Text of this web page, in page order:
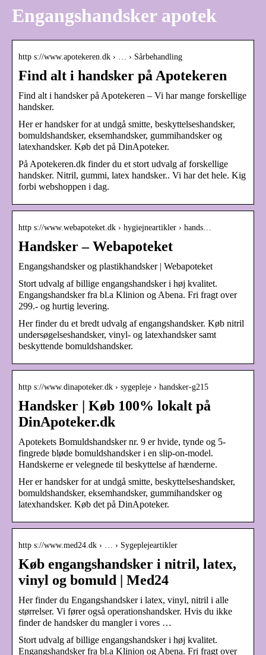
Engangshandsker apotek
http s://www.apotekeren.dk › … › Sårbehandling
Find alt i handsker på Apotekeren
Find alt i handsker på Apotekeren – Vi har mange forskellige
handsker.
Her er handsker for at undgå smitte, beskyttelseshandsker,
bomuldshandsker, eksemhandsker, gummihandsker og
latexhandsker. Køb det på DinApoteker.
På Apotekeren.dk finder du et stort udvalg af forskellige
handsker. Nitril, gummi, latex handsker.. Vi har det hele. Kig
forbi webshoppen i dag.
http s://www.webapoteket.dk › hygiejneartikler › hands…
Handsker – Webapoteket
Engangshandsker og plastikhandsker | Webapoteket
Stort udvalg af billige engangshandsker i høj kvalitet.
Engangshandsker fra bl.a Klinion og Abena. Fri fragt over
299.- og hurtig levering.
Her finder du et bredt udvalg af engangshandsker. Køb nitril
undersøgelseshandsker, vinyl- og latexhandsker samt
beskyttende bomuldshandsker.
http s://www.dinapoteker.dk › sygepleje › handsker-g215
Handsker | Køb 100% lokalt på
DinApoteker.dk
Apotekets Bomuldshandsker nr. 9 er hvide, tynde og 5-
fingrede bløde bomuldshandsker i en slip-on-model.
Handskerne er velegnede til beskyttelse af hænderne.
Her er handsker for at undgå smitte, beskyttelseshandsker,
bomuldshandsker, eksemhandsker, gummihandsker og
latexhandsker. Køb det på DinApoteker.
http s://www.med24.dk › … › Sygeplejeartikler
Køb engangshandsker i nitril, latex,
vinyl og bomuld | Med24
Her finder du Engangshandsker i latex, vinyl, nitril i alle
størrelser. Vi fører også operationshandsker. Hvis du ikke
finder de handsker du mangler i vores …
Stort udvalg af billige engangshandsker i høj kvalitet.
Engangshandsker fra bl.a Klinion og Abena. Fri fragt over